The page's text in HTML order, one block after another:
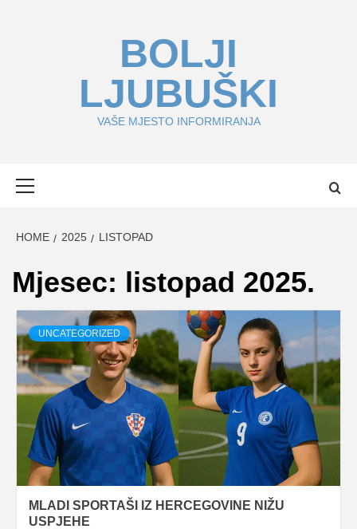
BOLJI
LJUBUŠKI
VAŠE MJESTO INFORMIRANJA
HOME 2025 LISTOPAD
Mjesec: listopad 2025.
UNCATEGORIZED
MLADI SPORTAŠI IZ HERCEGOVINE NIŽU
USPJEHE